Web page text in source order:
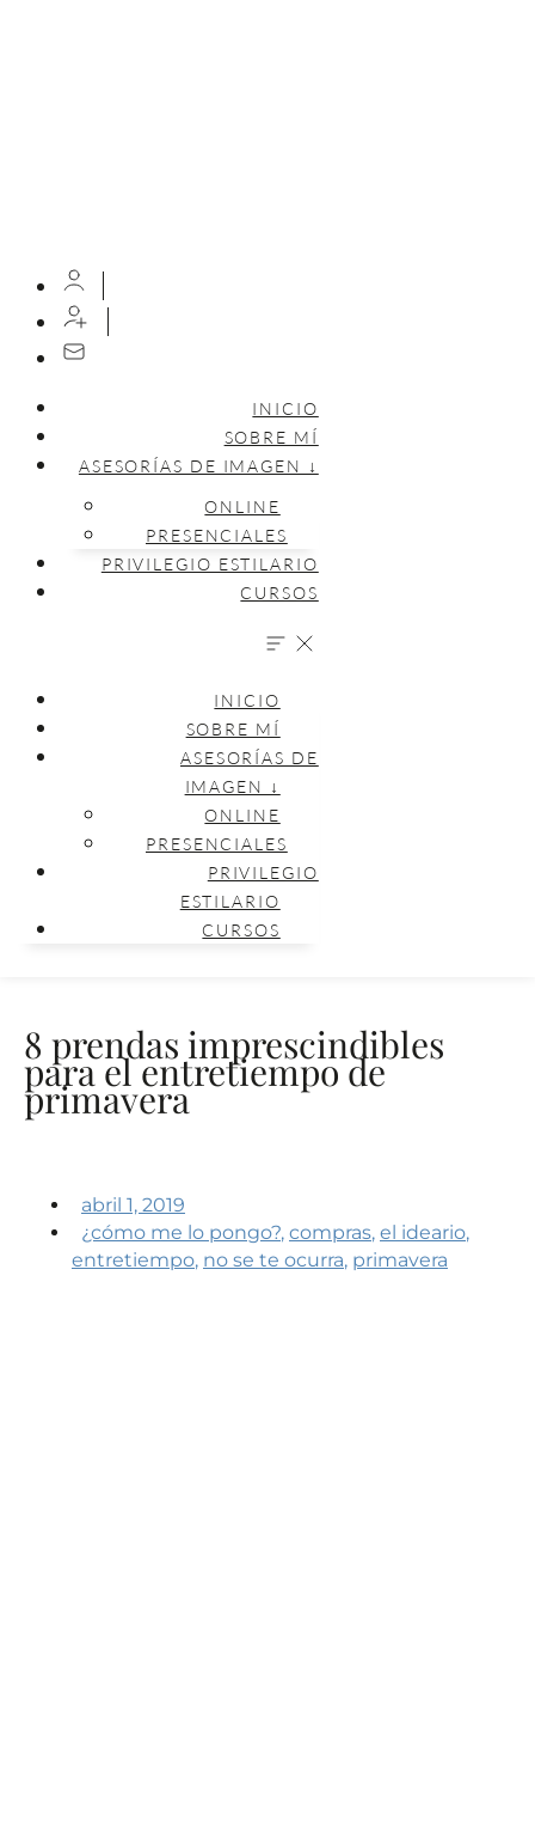
INICIO
SOBRE MÍ
ASESORÍAS DE IMAGEN ↓
ONLINE
PRESENCIALES
PRIVILEGIO ESTILARIO
CURSOS
INICIO
SOBRE MÍ
ASESORÍAS DE
IMAGEN ↓
ONLINE
PRESENCIALES
PRIVILEGIO
ESTILARIO
CURSOS
8 prendas imprescindibles
para el entretiempo de
primavera
abril 1, 2019
¿cómo me lo pongo?, compras, el ideario,
entretiempo, no se te ocurra, primavera